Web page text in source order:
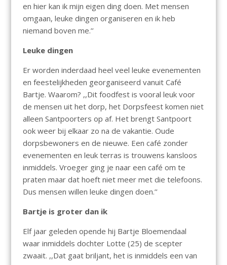
en hier kan ik mijn eigen ding doen. Met mensen
omgaan, leuke dingen organiseren en ik heb
niemand boven me.’’
Leuke dingen
Er worden inderdaad heel veel leuke evenementen
en feestelijkheden georganiseerd vanuit Café
Bartje. Waarom? ,,Dit foodfest is vooral leuk voor
de mensen uit het dorp, het Dorpsfeest komen niet
alleen Santpoorters op af. Het brengt Santpoort
ook weer bij elkaar zo na de vakantie. Oude
dorpsbewoners en de nieuwe. Een café zonder
evenementen en leuk terras is trouwens kansloos
inmiddels. Vroeger ging je naar een café om te
praten maar dat hoeft niet meer met die telefoons.
Dus mensen willen leuke dingen doen.’’
Bartje is groter dan ik
Elf jaar geleden opende hij Bartje Bloemendaal
waar inmiddels dochter Lotte (25) de scepter
zwaait. ,,Dat gaat briljant, het is inmiddels een van